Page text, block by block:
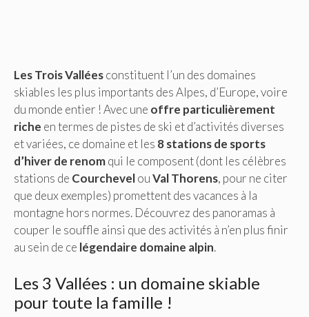
Les Trois Valléesconstituent l’un des domaines
skiables les plus importants des Alpes, d’Europe, voire
du monde entier ! Avec une offre particulièrement
riche en termes de pistes de ski et d’activités diverses
et variées, ce domaine et les 8 stations de sports
d’hiver de renomqui le composent (dont les célèbres
stations de CourchevelouVal Thorens, pour ne citer
que deux exemples) promettent des vacances à la
montagne hors normes. Découvrez des panoramas à
couper le souffle ainsi que des activités à n’en plus finir
au sein de ce légendaire domaine alpin.
Les 3 Vallées : un domaine skiable
pour toute la famille !